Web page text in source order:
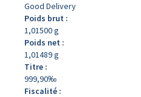
Good Delivery
Poids brut :
1,01500 g
Poids net :
1,01489 g
Titre :
999,90‰
Fiscalité :